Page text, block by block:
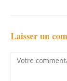
Laisser un
Comment